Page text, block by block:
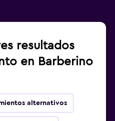
resultados
en Barberino
alternativos